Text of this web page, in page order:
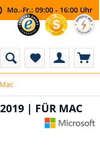
Mo.-Fr.: 09:00 - 16:00 Uhr
| FÜR MAC